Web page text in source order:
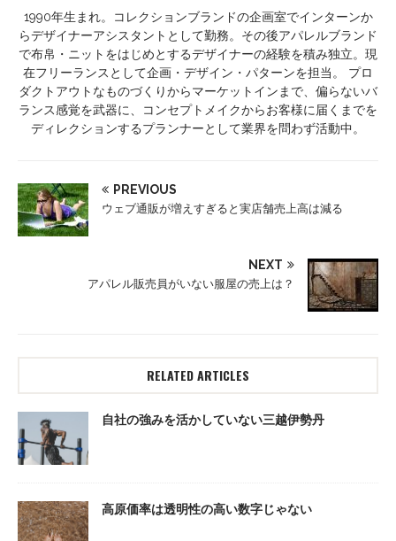
1990年生まれ。コレクションブランドの企画室でインターンか
らデザイナーアシスタントとして勤務。その後アパレルブランド
で布帛・ニットをはじめとするデザイナーの経験を積み独立。現
在フリーランスとして企画・デザイン・パターンを担当。 プロ
ダクトアウトなものづくりからマーケットインまで、偏らないバ
ランス感覚を武器に、コンセプトメイクからお客様に届くまでを
ディレクションするプランナーとして業界を問わず活動中。
PREVIOUS
ウェブ通販が増えすぎると実店舗売上高は減る
NEXT
アパレル販売員がいない服屋の売上は？
RELATED ARTICLES
自社の強みを活かしていない三越伊勢丹
高原価率は透明性の高い数字じゃない